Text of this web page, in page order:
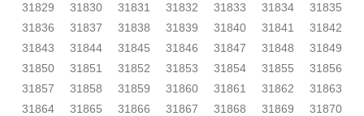
31829
31830 31831 31832 31833 31834
31835
31836
31837 31838 31839 31840 31841
31842
31843
31844 31845 31846 31847 31848
31849
31850
31851 31852 31853 31854 31855
31856
31857
31858 31859 31860 31861 31862
31863
31864
31865 31866 31867 31868 31869
31870